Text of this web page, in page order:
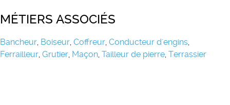
MÉTIERS ASSOCIÉS
Bancheur, Boiseur, Coffreur, Conducteur d'engins,
Ferrailleur, Grutier, Maçon, Tailleur de pierre, Terrassier